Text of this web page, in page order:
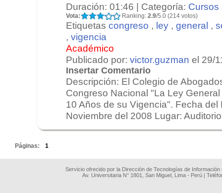
Duración: 01:46 | Categoría: Cursos
Vota: Ranking: 2.9/5.0 (214 votos)
Etiquetas congreso , ley , general ,
, vigencia
Académico
Publicado por: victor.guzman el 29/
Insertar Comentario
Descripción: El Colegio de
Congreso Nacional "La Ley
10 Años de su Vigencia". Fecha del
Noviembre del 2008 Lugar:
Páginas: 1
Servicio ofrecido por la Dirección de Tecnologías de
Av. Universitaria N° 1801, San Miguel, Lima - Perú |